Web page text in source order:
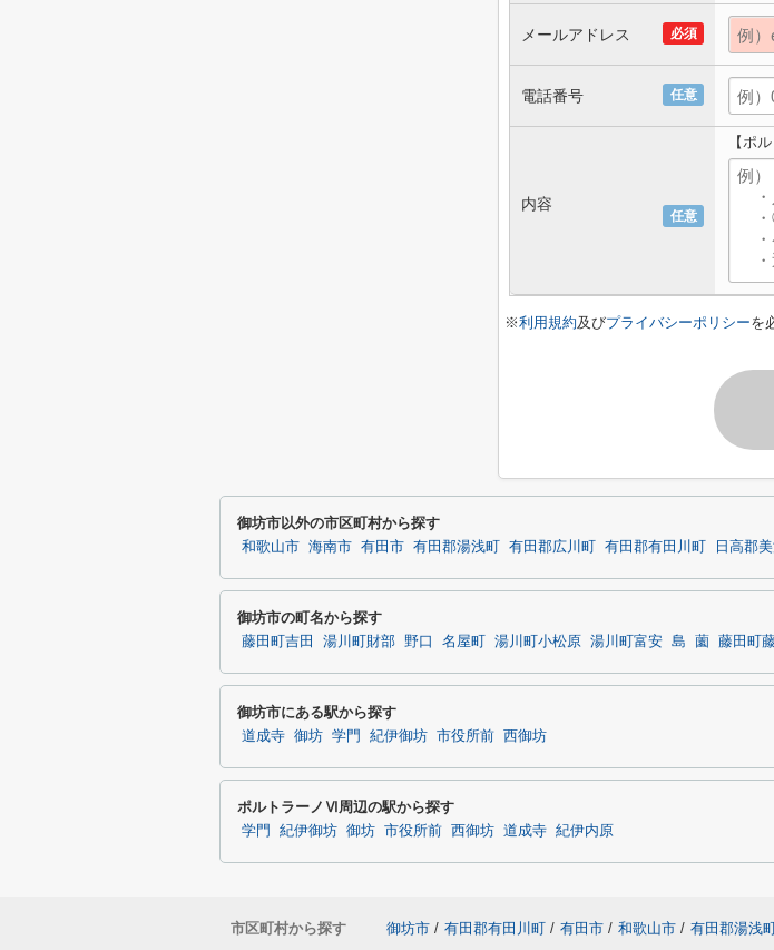
必須
メールアドレス
任意
電話番号
任意
内容
【ポ
※利用規約及びプライバシーポリシーを
御坊市以外の市区町村から探す
和歌山市 海南市 有田市 有田郡湯浅町 有田郡広川町 有田郡有田川町 日高郡美
御坊市の町名から探す
藤田町吉田 湯川町財部 野口 名屋町 湯川町小松原 湯川町富安 島 薗 藤田町
御坊市にある駅から探す
道成寺 御坊 学門 紀伊御坊 市役所前 西御坊
ポルトラーノⅥ周辺の駅から探す
学門 紀伊御坊 御坊 市役所前 西御坊 道成寺 紀伊内原
市区町村から探す 御坊市 / 有田郡有田川町 / 有田市 / 和歌山市 / 有田郡湯浅